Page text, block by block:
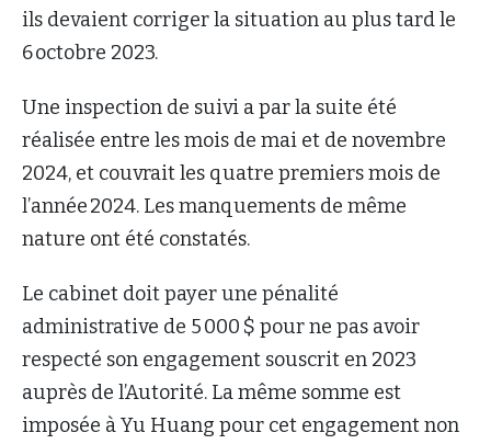
ils devaient corriger la situation au plus tard le
6 octobre 2023.
Une inspection de suivi a par la suite été
réalisée entre les mois de mai et de novembre
2024, et couvrait les quatre premiers mois de
l’année 2024. Les manquements de même
nature ont été constatés.
Le cabinet doit payer une pénalité
administrative de 5 000 $ pour ne pas avoir
respecté son engagement souscrit en 2023
auprès de l’Autorité. La même somme est
imposée à Yu Huang pour cet engagement non